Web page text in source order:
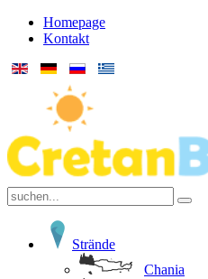
Homepage
Kontakt
Strände
Chania